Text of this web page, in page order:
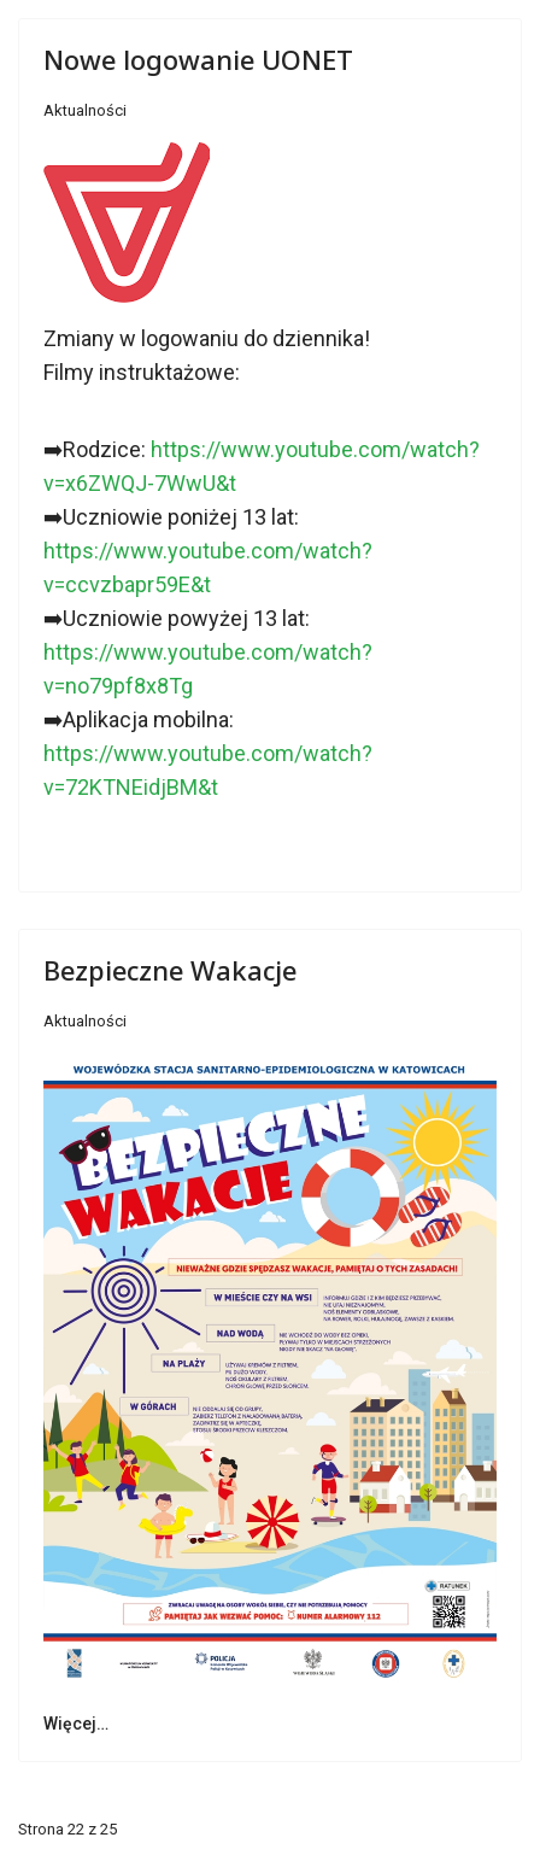
Nowe logowanie UONET
Aktualności
Zmiany w logowaniu do dziennika!
Filmy instruktażowe:
➡️Rodzice: https://www.youtube.com/watch?
v=x6ZWQJ-7WwU&t
➡️Uczniowie poniżej 13 lat:
https://www.youtube.com/watch?
v=ccvzbapr59E&t
➡️Uczniowie powyżej 13 lat:
https://www.youtube.com/watch?
v=no79pf8x8Tg
➡️Aplikacja mobilna:
https://www.youtube.com/watch?
v=72KTNEidjBM&t
Bezpieczne Wakacje
Aktualności
Więcej…
Strona 22 z 25